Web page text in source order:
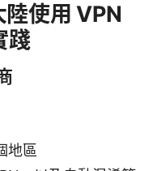
使用 VPN
踐
地區